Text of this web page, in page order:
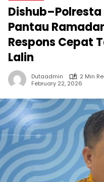
Pantau
Respons Cepat
Lalin
Dutaadmin
2 Min
February 22, 2026